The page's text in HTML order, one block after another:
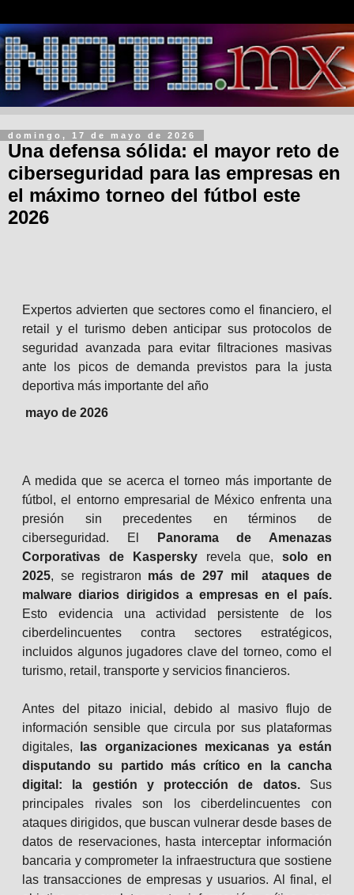
domingo, 17 de mayo de 2026
Una defensa sólida: el mayor reto de
ciberseguridad para las empresas en
el máximo torneo del fútbol este
2026
Expertos advierten que sectores como el financiero, el
retail y el turismo deben anticipar sus protocolos de
seguridad avanzada para evitar filtraciones masivas
ante los picos de demanda previstos para la justa
deportiva más importante del año
mayo de 2026
A medida que se acerca el torneo más importante de
fútbol, el entorno empresarial de México enfrenta una
presión sin precedentes en términos de
ciberseguridad. El
Panorama de Amenazas
Corporativas de Kasperskyrevela que,solo en
2025, se registraron más de 297 mil ataques de
malware diarios dirigidos a empresas en el país.
Esto evidencia una actividad persistente de los
ciberdelincuentes contra sectores estratégicos,
incluidos algunos jugadores clave del torneo, como el
turismo, retail, transporte y servicios financieros.
Antes del pitazo inicial, debido al masivo flujo de
información sensible que circula por sus plataformas
digitales,
las organizaciones mexicanas ya están
disputando su partido más crítico en la cancha
digital: la gestión y protección de datos.Sus
principales rivales son los ciberdelincuentes con
ataques dirigidos, que buscan vulnerar desde bases de
datos de reservaciones, hasta interceptar información
bancaria y comprometer la infraestructura que sostiene
las transacciones de empresas y usuarios. Al final, el